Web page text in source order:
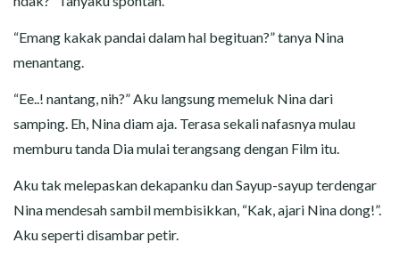
“Emang kakak pandai dalam hal begituan?” tanya Nina
menantang.
“Ee..! nantang, nih?” Aku langsung memeluk Nina dari
samping. Eh, Nina diam aja. Terasa sekali nafasnya mulau
memburu tanda Dia mulai terangsang dengan Film itu.
Aku tak melepaskan dekapanku dan Sayup-sayup terdengar
Nina mendesah sambil membisikkan, “Kak, ajari Nina dong!”.
Aku seperti disambar petir.